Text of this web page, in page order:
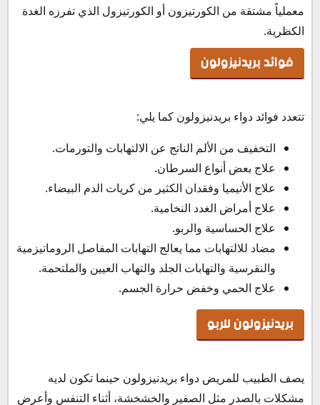
معملياً مشتقة من الكورتيزون أو الكورتيزول الذي تفرزه الغدة
الكظرية.
فوائد بريدنيزولون
تتعدد فوائد دواء بريدنيزولون كما يلي:
التخفيف من الألم الناتج عن الالتهابات والتورمات.
علاج بعض أنواع السرطان.
علاج الأنيميا وفقدان الكثير من كريات الدم البيضاء.
علاج أمراض الغدد النخامية.
علاج الحساسية والربو.
مضاد للالتهابات مما يعالج التهابات المفاصل الروماتيزمية
والنقرسية والتهابات الجلد والتهاب العيين والملتحمة.
علاج الحمي وخفض حرارة الجسم.
بريدنيزولون للربو
يصف الطبيب للمريض دواء بريدنيزولون حينما تكون لديه
مشكلات بالصدر مثل الصفير والخشخشة، أثناء التنفس وأعرض